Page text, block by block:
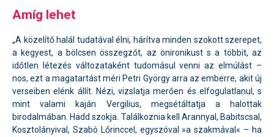
Amíg lehet
„A közelítő halál tudatával élni, hárítva minden szokott szerepet,
a kegyest, a bölcsen összegzőt, az önironikust s a többit, az
időtlen létezés változataként tudomásul venni az elmúlást –
nos, ezt a magatartást méri Petri György arra az emberre, akit új
verseiben elénk állít. Nézi, vizslatja merően és elfogulatlanul, s
mint valami kaján Vergilius, megsétáltatja a halottak
birodalmában. Hadd szokja. Találkoznia kell Arannyal, Babitscsal,
Kosztolányival, Szabó Lőrinccel, egyszóval »a szakmával« – ha